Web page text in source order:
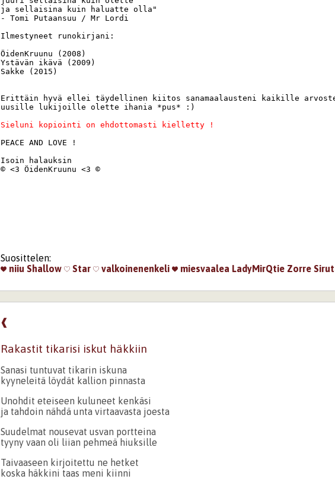
ja sellaisina kuin haluatte olla"
- Tomi Putaansuu / Mr Lordi
Ilmestyneet runokirjani:
ÖidenKruunu (2008)
Ystävän ikävä (2009)
Sakke (2015)
Erittäin hyvä ellei täydellinen kiitos sanamaalausteni kaikille
uusille lukijoille olette ihania *pus* :)
Sieluni kopiointi on ehdottomasti kielletty !
PEACE AND LOVE !
Isoin halauksin
© <3 ÖidenKruunu <3 ©
Suosittelen:
niiu Shallow Star valkoinenenkeli miesvaalea LadyMirQtie Zorre
❰
Rakastit tikarisi iskut häkkiin
Sanasi tuntuvat tikarin iskuna
kyyneleitä löydät kallion pinnasta
Unohdit eteiseen kuluneet kenkäsi
ja tahdoin nähdä unta virtaavasta joesta
Suudelmat nousevat usvan portteina
tyyny vaan oli liian pehmeä hiuksille
Taivaaseen kirjoitettu ne hetket
koska häkkini taas meni kiinni